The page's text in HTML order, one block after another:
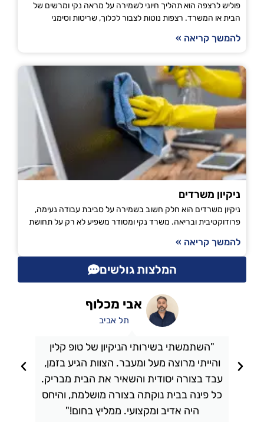
פוליש לרצפה הוא תהליך חיוני לשמירה על מראה נקי ומרשים של
הבית או המשרד. רצפות נוטות לצבור לכלוך, שריטות וסימני
להמשך קריאה »
ניקיון משרדים
ניקיון משרדים הוא חלק חשוב בשמירה על סביבת עבודה נעימה,
פרודוקטיבית ובריאה. משרד נקי ומסודר משפיע לא רק על תחושת
להמשך קריאה »
המלצות גולשים
"השתמשתי בשירותי הניקיון של טופ קלין
והייתי מרוצה מעל ומעבר. הצוות הגיע בזמן,
עבד בצורה יסודית והשאיר את הבית מבריק.
כל פינה בבית נוקתה בצורה מושלמת, והיחס
היה אדיב ומקצועי. ממליץ בחום!"
אבי מכלוף
תל אביב